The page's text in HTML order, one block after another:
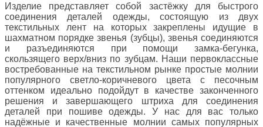
Изделие представляет собой застёжку для быстрого
соединения деталей одежды, состоящую из двух
текстильных лент на которых закреплены идущие в
шахматном порядке звенья (зубцы), звенья соединяются
и разъединяются при помощи замка-бегунка,
скользящего верх/вниз по зубцам. Наши первоклассные
востребованные на текстильном рынке простые молнии
популярного светло-коричневого цвета с песочным
оттенком идеально подойдут в качестве законченного
решения и завершающего штриха для соединения
деталей при пошиве одежды. У нас для вас только
надёжные и качественные молнии самых популярных